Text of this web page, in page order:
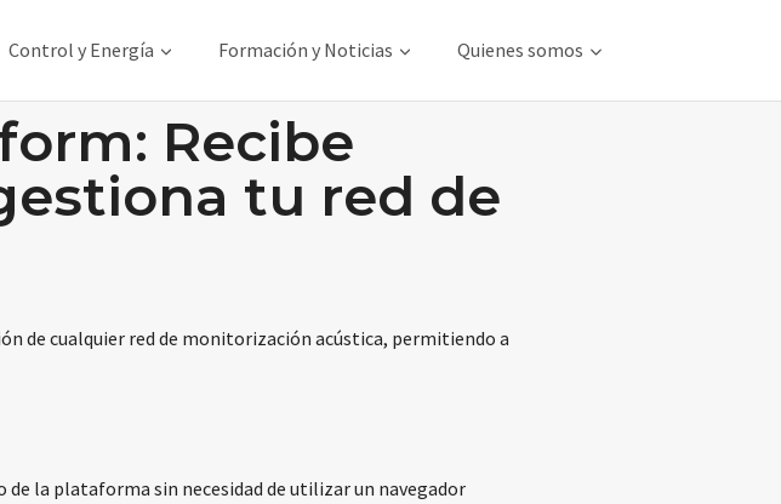
Control y Energía Formación y Noticias Quienes somos
Recibe
tu red de
de cualquier red de monitorización acústica, permitiendo a
la plataforma sin necesidad de utilizar un navegador